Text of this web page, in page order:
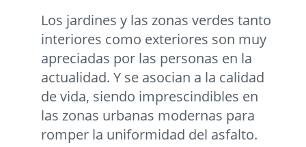
Los jardines y las zonas verdes tanto
interiores como exteriores son muy
apreciadas por las personas en la
actualidad. Y se asocian a la calidad
de vida, siendo imprescindibles en
las zonas urbanas modernas para
romper la uniformidad del asfalto.